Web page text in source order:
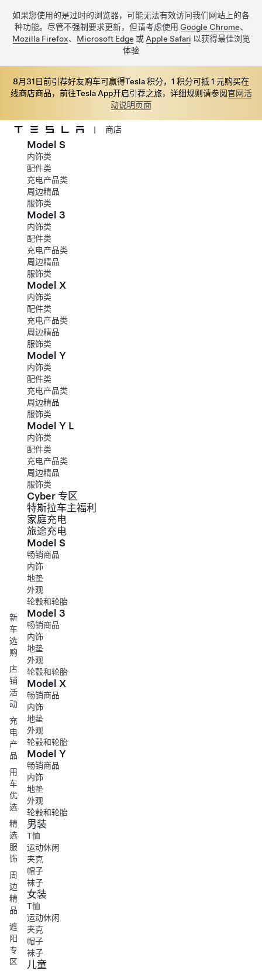
如果您使用的是过时的浏览器，可能无法有效访问我们网站上的各
种功能。尽管不强制要求更新，但请考虑使用 Google Chrome、
Mozilla Firefox、 Microsoft Edge 或 Apple Safari 以获得最佳浏览
体验
8月31日前引荐好友购车可赢得Tesla 积分，1 积分可抵 1 元购买在
线商店商品，前往Tesla App开启引荐之旅，详细规则请参阅官网活
动说明页面
跳至主要内容
| 商店
新
车
选
购
店
铺
活
动
充
电
产
品
用
车
优
选
精
选
服
饰
周
边
精
品
遮
阳
专
区
Model S
内饰类
配件类
充电产品类
周边精品
服饰类
Model 3
内饰类
配件类
充电产品类
周边精品
服饰类
Model X
内饰类
配件类
充电产品类
周边精品
服饰类
Model Y
内饰类
配件类
充电产品类
周边精品
服饰类
Model Y L
内饰类
配件类
充电产品类
周边精品
服饰类
Cyber 专区
特斯拉车主福利
家庭充电
旅途充电
Model S
畅销商品
内饰
地垫
外观
轮毂和轮胎
Model 3
畅销商品
内饰
地垫
外观
轮毂和轮胎
Model X
畅销商品
内饰
地垫
外观
轮毂和轮胎
Model Y
畅销商品
内饰
地垫
外观
轮毂和轮胎
男装
T恤
运动休闲
夹克
帽子
袜子
女装
T恤
运动休闲
夹克
帽子
袜子
儿童